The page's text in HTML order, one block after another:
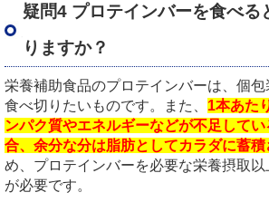
疑問4 プロテインバーを食べる
りますか？
栄養補助食品のプロテインバーは、個
食べ切りたいものです。また、 1本あた
ンパク質やエネルギーなどが不足して
合、余分な分は脂肪としてカラダに蓄積
め、プロテインバーを必要な栄養摂取
が必要です。